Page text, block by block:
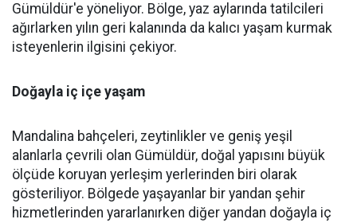
Gümüldür'e yöneliyor. Bölge, yaz aylarında tatilcileri
ağırlarken yılın geri kalanında da kalıcı yaşam kurmak
isteyenlerin ilgisini çekiyor.
Doğayla iç içe yaşam
Mandalina bahçeleri, zeytinlikler ve geniş yeşil
alanlarla çevrili olan Gümüldür, doğal yapısını büyük
ölçüde koruyan yerleşim yerlerinden biri olarak
gösteriliyor. Bölgede yaşayanlar bir yandan şehir
hizmetlerinden yararlanırken diğer yandan doğayla iç